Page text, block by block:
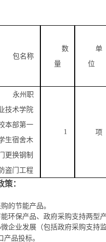
包名称
数
量
单
位
永州职
技术学院
本部第一
生宿舍木
更换钢制
盗门工程
1 项
：
的节能产品。
环保产品、政府采购支持两型产
企业发展（包括政府采购支持
品投标。